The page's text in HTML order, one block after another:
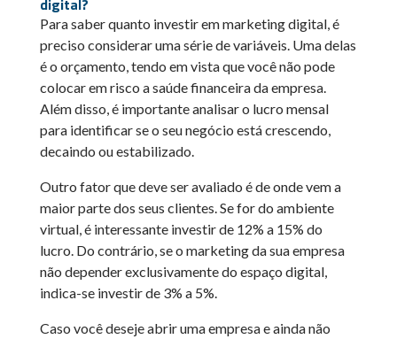
digital?
Para saber quanto investir em marketing digital, é
preciso considerar uma série de variáveis. Uma delas
é o orçamento, tendo em vista que você não pode
colocar em risco a saúde financeira da empresa.
Além disso, é importante analisar o lucro mensal
para identificar se o seu negócio está crescendo,
decaindo ou estabilizado.
Outro fator que deve ser avaliado é de onde vem a
maior parte dos seus clientes. Se for do ambiente
virtual, é interessante investir de 12% a 15% do
lucro. Do contrário, se o marketing da sua empresa
não depender exclusivamente do espaço digital,
indica-se investir de 3% a 5%.
Caso você deseje abrir uma empresa e ainda não